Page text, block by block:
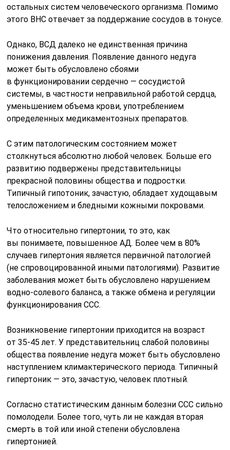
остальных систем человеческого организма. Помимо
этого ВНС отвечает за поддержание сосудов в тонусе.
Однако, ВСД далеко не единственная причина
понижения давления. Появление данного недуга
может быть обусловлено сбоями
в функционировании сердечно — сосудистой
системы, в частности неправильной работой сердца,
уменьшением объема крови, употреблением
определенных медикаментозных препаратов.
С этим патологическим состоянием может
столкнуться абсолютно любой человек. Больше его
развитию подвержены представительницы
прекрасной половины общества и подростки.
Типичный гипотоник, зачастую, обладает худощавым
телосложением и бледными кожными покровами.
Что относительно гипертонии, то это, как
вы понимаете, повышенное АД. Более чем в 80%
случаев гипертония является первичной патологией
(не спровоцированной иными патологиями). Развитие
заболевания может быть обусловлено нарушением
водно-солевого баланса, а также обмена и регуляции
функционирования ССС.
Возникновение гипертонии приходится на возраст
от35-45 лет. У представительниц слабой половины
общества появление недуга может быть обусловлено
наступлением климактерического периода. Типичный
гипертоник — это, зачастую, человек плотный.
Согласно статистическим данным болезни ССС сильно
помолодели. Более того, чуть ли не каждая вторая
смерть в той или иной степени обусловлена
гипертонией.